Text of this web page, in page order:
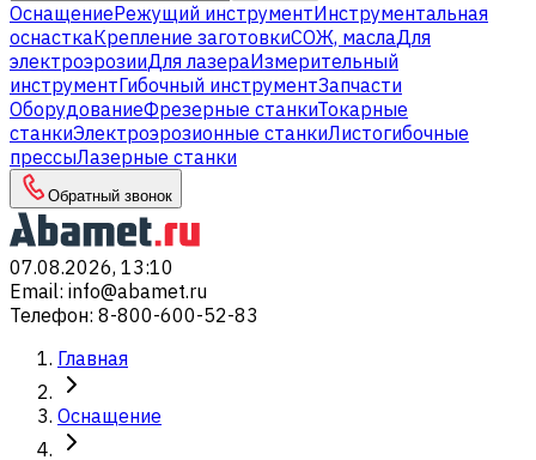
ОснащениеРежущий инструментИнструментальная
оснасткаКрепление заготовкиСОЖ, маслаДля
электроэрозииДля лазераИзмерительный
инструментГибочный инструментЗапчасти
ОборудованиеФрезерные станкиТокарные
станкиЭлектроэрозионные станкиЛистогибочные
прессыЛазерные станки
Обратный звонок
07.08.2026, 13:10
Email: info@abamet.ru
Телефон: 8-800-600-52-83
Главная
Оснащение